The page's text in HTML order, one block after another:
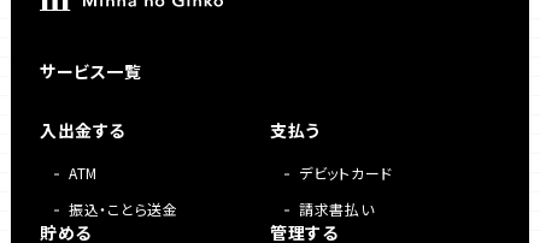
サービス一覧
入出金する
ATM
振込・ことら送金
支払う
デビットカード
請求書払い
貯める 管理する